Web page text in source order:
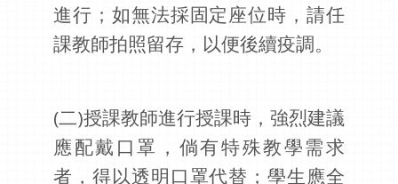
進行；如無法採固定座位時，請任
課教師拍照留存，以便後續疫調。
(二)授課教師進行授課時，強烈建議
應配戴口罩，倘有特殊教學需求
者，得以透明口罩代替；學生應全